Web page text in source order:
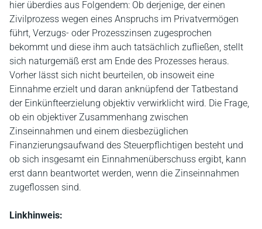
hier überdies aus Folgendem: Ob derjenige, der einen
Zivilprozess wegen eines Anspruchs im Privatvermögen
führt, Verzugs- oder Prozesszinsen zugesprochen
bekommt und diese ihm auch tatsächlich zufließen, stellt
sich naturgemäß erst am Ende des Prozesses heraus.
Vorher lässt sich nicht beurteilen, ob insoweit eine
Einnahme erzielt und daran anknüpfend der Tatbestand
der Einkünfteerzielung objektiv verwirklicht wird. Die Frage,
ob ein objektiver Zusammenhang zwischen
Zinseinnahmen und einem diesbezüglichen
Finanzierungsaufwand des Steuerpflichtigen besteht und
ob sich insgesamt ein Einnahmenüberschuss ergibt, kann
erst dann beantwortet werden, wenn die Zinseinnahmen
zugeflossen sind.
Linkhinweis: